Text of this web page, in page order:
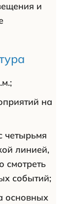
и
на
четырьмя
линией,
смотреть
событий;
основных